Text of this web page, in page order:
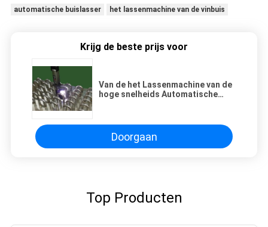
automatische buislasser het lassenmachine van de vinbuis
Krijg de beste prijs voor
Van de het Lassenmachine van de
hoge snelheids Automatische
Doorgaan
Top Producten